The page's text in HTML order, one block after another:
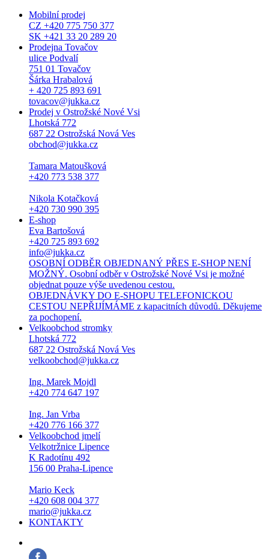
Mobilní prodej
CZ +420 775 750 377
SK +421 33 20 289 20
Prodejna Tovačov
ulice Podvalí
751 01 Tovačov
Šárka Hrabalová
+ 420 725 893 691
tovacov@jukka.cz
Prodej v Ostrožské Nové Vsi
Lhotská 772
687 22 Ostrožská Nová Ves
obchod@jukka.cz
Tamara Matoušková
+420 773 538 377
Nikola Kotačková
+420 730 990 395
E-shop
Eva Bartošová
+420 725 893 692
info@jukka.cz
OSOBNÍ ODBĚR OBJEDNANÝ PŘES E-SHOP NENÍ
MOŽNÝ. Osobní odběr v Ostrožské Nové Vsi je možné
objednat pouze výše uvedenou cestou.
OBJEDNÁVKY DO E-SHOPU TELEFONICKOU
CESTOU NEPŘIJÍMÁME z kapacitních důvodů. Děkujeme
za pochopení.
Velkoobchod stromky
Lhotská 772
687 22 Ostrožská Nová Ves
velkoobchod@jukka.cz
Ing. Marek Mojdl
+420 774 647 197
Ing. Jan Vrba
+420 776 166 377
Velkoobchod jmelí
Velkotržnice Lipence
K Radotínu 492
156 00 Praha-Lipence
Mario Keck
+420 608 004 377
mario@jukka.cz
KONTAKTY